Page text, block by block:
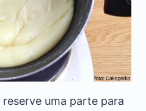
uma parte para